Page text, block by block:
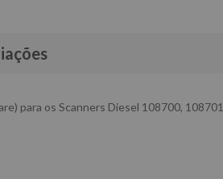
para os Scanners Diesel 108700,